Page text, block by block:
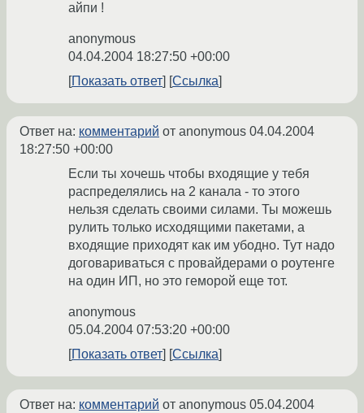
айпи !
anonymous
04.04.2004 18:27:50 +00:00
Показать ответ
Ссылка
Ответ на: комментарий от anonymous 04.04.2004
18:27:50 +00:00
Если ты хочешь чтобы входящие у тебя
распределялись на 2 канала - то этого
нельзя сделать своими силами. Ты можешь
рулить только исходящими пакетами, а
входящие приходят как им убодно. Тут надо
договариваться с провайдерами о роутенге
на один ИП, но это геморой еще тот.
anonymous
05.04.2004 07:53:20 +00:00
Показать ответ
Ссылка
Ответ на: комментарий от anonymous 05.04.2004